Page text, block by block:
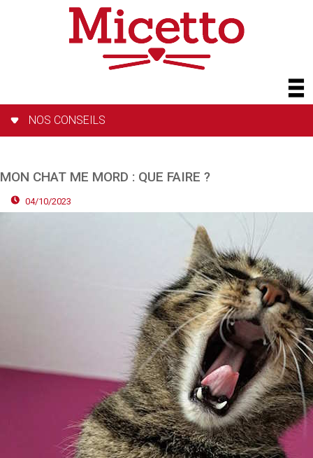
NOS CONSEILS
MON CHAT ME MORD : QUE FAIRE ?
04/10/2023